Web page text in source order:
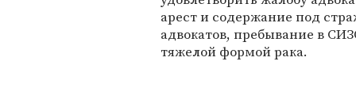
арест и содержание под
адвокатов, пребывание в
тяжелой формой рака.